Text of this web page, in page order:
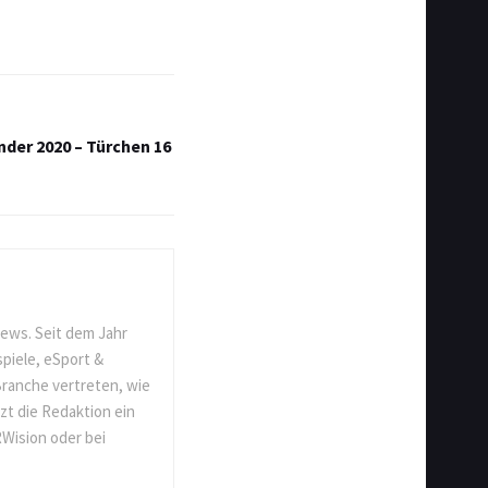
2020 – Türchen 16
Seit dem Jahr
eSport &
vertreten, wie
die Redaktion ein
oder bei